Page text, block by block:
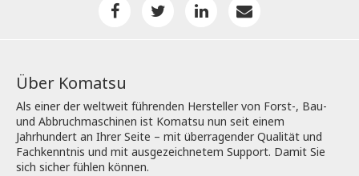
Über Komatsu
Als einer der weltweit führenden Hersteller von Forst-, Bau-
und Abbruchmaschinen ist Komatsu nun seit einem
Jahrhundert an Ihrer Seite – mit überragender Qualität und
Fachkenntnis und mit ausgezeichnetem Support. Damit Sie
sich sicher fühlen können.